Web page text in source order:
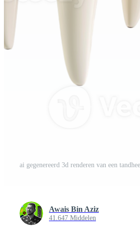
Awais Bin Aziz
41.647 Middelen